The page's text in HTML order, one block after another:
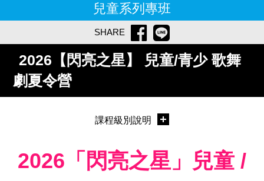
兒童系列專班
SHARE
2026【閃亮之星】 兒童/青少 歌舞
劇夏令營
課程級別說明
2026「閃亮之星」兒童 /